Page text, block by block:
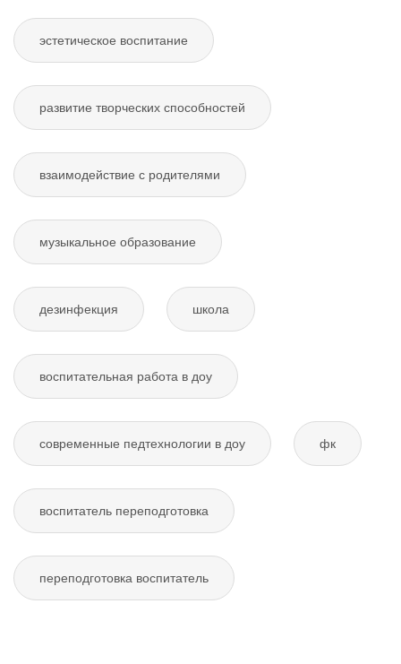
эстетическое воспитание
развитие творческих способностей
взаимодействие с родителями
музыкальное образование
дезинфекция школа
воспитательная работа в доу
современные педтехнологии в доу фк
воспитатель переподготовка
переподготовка воспитатель